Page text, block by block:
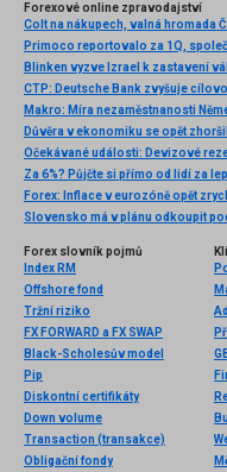
Forexové online zpravodajství
Blinken vyzve Izrael k zastavení
Důvěra v ekonomiku se opět
Forex: Inflace v eurozóně opět
Forex slovník pojmů
Index RM
Offshore fond
Tržní riziko
FX FORWARD a FX SWAP
Black-Scholesův model
Pip
Diskontní certifikáty
Down volume
Transaction (transakce)
Obligační fondy